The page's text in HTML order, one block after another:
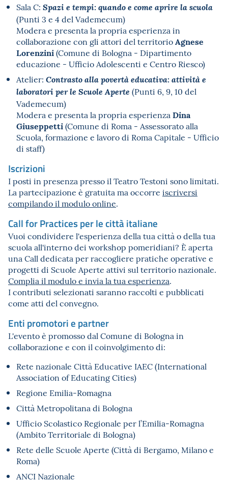
Sala C: Spazi e tempi: quando e come aprire la scuola
(Punti 3 e 4 del Vademecum)
Modera e presenta la propria esperienza in
collaborazione con gli attori del territorioAgnese
Lorenzini(Comune di Bologna - Dipartimento
educazione - Ufficio Adolescenti e Centro Riesco)
Atelier: Contrasto alla povertà educativa: attività e
laboratori per le ScuoleAperte (Punti 6, 9, 10 del
Vademecum)
Modera e presenta la propria esperienza Dina
Giuseppetti(Comune di Roma - Assessorato alla
Scuola, formazione e lavoro di Roma Capitale - Ufficio
di staff)
Iscrizioni
I posti in presenza presso il Teatro Testoni sono limitati.
La partecipazione è gratuita ma occorre iscriversi
compilando il modulo online.
Call for Practices per le città italiane
Vuoi condividere l'esperienza della tua città o della tua
scuola all'interno dei workshop pomeridiani? È aperta
una Call dedicata per raccogliere pratiche operative e
progetti di Scuole Aperte attivi sul territorio nazionale.
Complia il modulo e invia la tua esperienza.
I contributi selezionati saranno raccolti e pubblicati
come atti del convegno.
Enti promotori e partner
L'evento è promosso dal Comune di Bologna in
collaborazione e con il coinvolgimento di:
Rete nazionale Città Educative IAEC (International
Association of Educating Cities)
Regione Emilia-Romagna
Città Metropolitana di Bologna
Ufficio Scolastico Regionale per l’Emilia-Romagna
(Ambito Territoriale di Bologna)
Rete delle Scuole Aperte (Città di Bergamo, Milano e
Roma)
ANCI Nazionale